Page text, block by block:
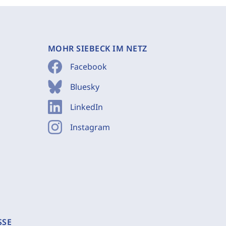
MOHR SIEBECK IM NETZ
Facebook
Bluesky
LinkedIn
Instagram